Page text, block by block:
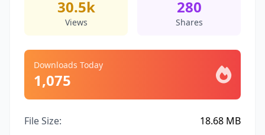
30.5k
Views
280
Shares
Downloads Today
1,075
File Size:
18.68 MB